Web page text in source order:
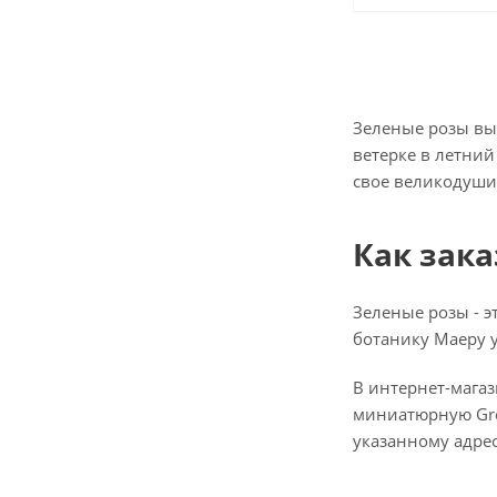
Зеленые розы
ветерке в
свое
Как
Зеленые розы -
ботанику Маеру
В интернет-
миниатюрную
указанному